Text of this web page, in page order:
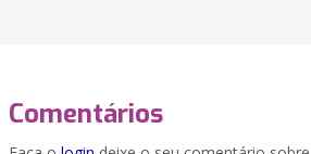
Comentários